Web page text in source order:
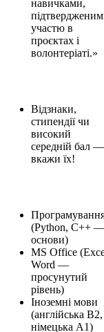
навичками,
участю в
проєктах і
волонтеріаті.»
Відзнаки,
стипендії чи
високий
середній бал —
вкажи їх!
(Python, C++ —
основи)
MS Office
Word —
просунутий
рівень)
Іноземні мови
(англійська B2,
німецька A1)